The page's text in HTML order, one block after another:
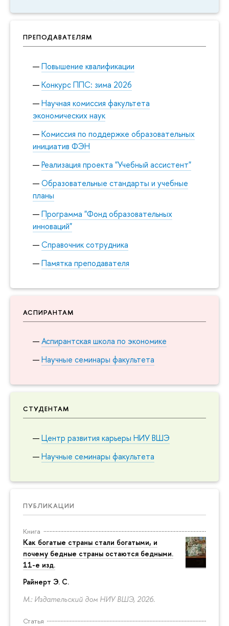
ПРЕПОДАВАТЕЛЯМ
Повышение квалификации
Конкурс ППС: зима 2026
Научная комиссия факультета
экономических наук
Комиссия по поддержке образовательных
инициатив ФЭН
Реализация проекта "Учебный ассистент"
Образовательные стандарты и учебные
планы
Программа "Фонд образовательных
инноваций"
Справочник сотрудника
Памятка преподавателя
АСПИРАНТАМ
Аспирантская школа по экономике
Научные семинары факультета
СТУДЕНТАМ
Центр развития карьеры НИУ ВШЭ
Научные семинары факультета
ПУБЛИКАЦИИ
Книга
Как богатые страны стали богатыми, и
почему бедные страны остаются бедными.
11-е изд.
Райнерт Э. С.
М.: Издательский дом НИУ ВШЭ, 2026.
Статья